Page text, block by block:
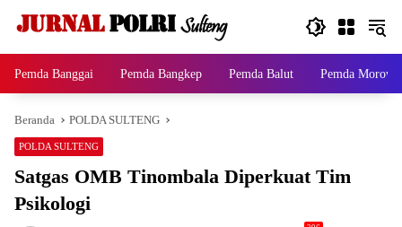
Pemda Banggai Pemda Bangkep Pemda Balut Pemda
Beranda POLDA SULTENG
POLDA SULTENG
Satgas OMB Tinombala Diperkuat Tim
Psikologi